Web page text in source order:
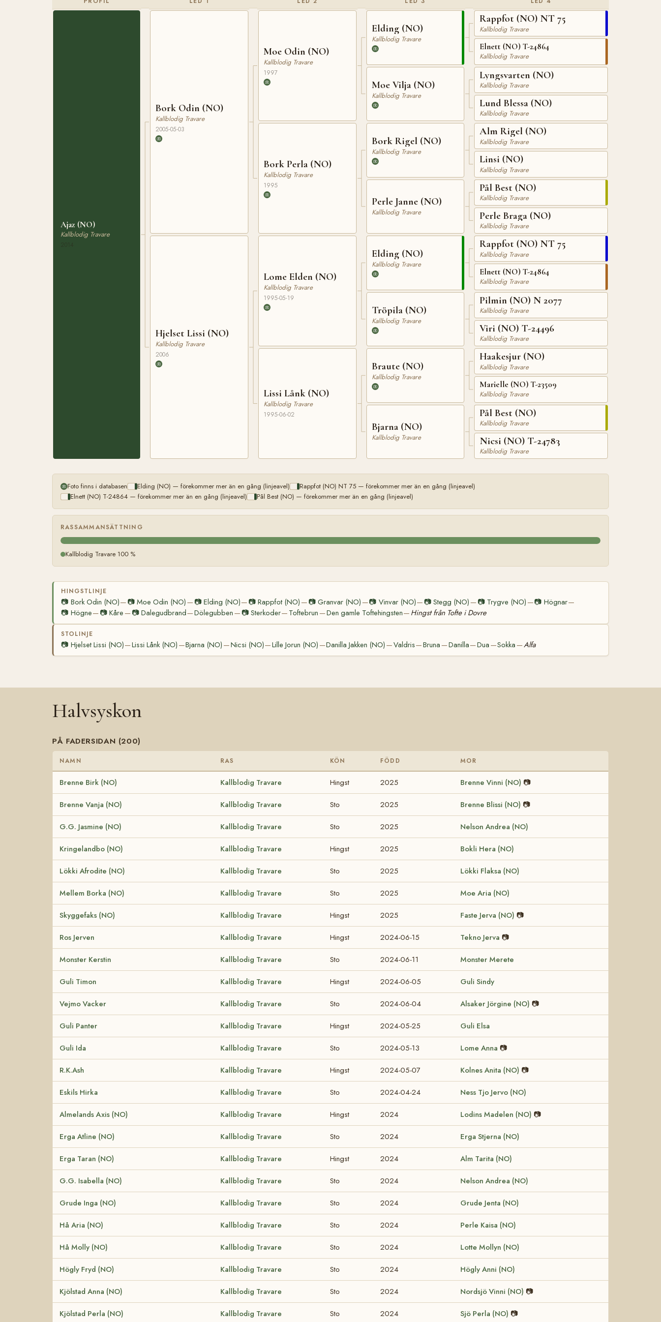
Ajaz (NO)
Kallblodig Travare
Bork Odin (NO)
Kallblodig Travare
2005-05-03
Hjelset Lissi (NO)
Kallblodig Travare
2006
Moe Odin (NO)
Kallblodig Travare
1997
Bork Perla (NO)
Kallblodig Travare
1995
Lome Elden (NO)
Kallblodig Travare
1995-05-19
Lissi Lånk (NO)
Kallblodig Travare
1995-06-02
Elding (NO)
Kallblodig Travare
Moe Vilja (NO)
Kallblodig Travare
Bork Rigel (NO)
Kallblodig Travare
Perle Janne (NO)
Kallblodig Travare
Elding (NO)
Kallblodig Travare
Tröpila (NO)
Kallblodig Travare
Braute (NO)
Kallblodig Travare
Bjarna (NO)
Kallblodig Travare
Rappfot (NO) NT 75
Kallblodig Travare
Elnett (NO) T-24864
Kallblodig Travare
Lyngsvarten (NO)
Kallblodig Travare
Lund Blessa (NO)
Kallblodig Travare
Alm Rigel (NO)
Kallblodig Travare
Linsi (NO)
Kallblodig Travare
Pål Best (NO)
Kallblodig Travare
Perle Braga (NO)
Kallblodig Travare
Rappfot (NO) NT 75
Kallblodig Travare
Elnett (NO) T-24864
Kallblodig Travare
Pilmin (NO) N 2077
Kallblodig Travare
Viri (NO) T-24496
Kallblodig Travare
Haakesjur (NO)
Kallblodig Travare
Marielle (NO) T-23509
Kallblodig Travare
Pål Best (NO)
Kallblodig Travare
Nicsi (NO) T-24783
Kallblodig Travare
Foto finns i databasen Elding (NO) — förekommer mer än en gång (linjeavel)
Rappfot (NO) NT 75 — förekommer mer än en gång (linjeavel)
Elnett (NO) T-24864 — förekommer mer än en gång (linjeavel)
Pål Best (NO) — förekommer mer än en gång (linjeavel)
RASSAMMANSÄTTNING
Kallblodig Travare 100 %
HINGSTLINJE
📷 Bork Odin (NO)— 📷Moe Odin (NO) — 📷 Elding (NO)— 📷 Rappfot (NO) — 📷Granvar (NO) —📷 Vinvar (NO)— 📷Stegg (NO) — 📷 Trygve (NO) —📷 Högnar—
📷 Högne— 📷Kåre — 📷 Dalegudbrand—Dölegubben — 📷 Sterkoder— Toftebrun —Den gamle Toftehingsten— Hingst från Tofte i Dovre
STOLINJE
📷 Hjelset Lissi (NO)—Lissi Lånk (NO) —Bjarna (NO) —Nicsi (NO)—Lille Jorun (NO) —Danilla Jakken (NO) —Valdris—Bruna —Danilla—Dua —Sokka —Alfa
Halvsyskon
PÅ FADERSIDAN (200)
NAMN RAS KÖN FÖDD MOR
Brenne Birk (NO) Kallblodig Travare Hingst 2025 Brenne Vinni (NO) 📷
Brenne Vanja (NO) Kallblodig Travare Sto 2025 Brenne Blissi (NO) 📷
G.G. Jasmine (NO) Kallblodig Travare Sto 2025 Nelson Andrea (NO)
Kringelandbo (NO) Kallblodig Travare Hingst 2025 Bokli Hera (NO)
Lökki Afrodite (NO) Kallblodig Travare Sto 2025 Lökki Flaksa (NO)
Mellem Borka (NO) Kallblodig Travare Sto 2025 Moe Aria (NO)
Skyggefaks (NO) Kallblodig Travare Hingst 2025 Faste Jerva (NO) 📷
Ros Jerven Kallblodig Travare Hingst 2024-06-15 Tekno Jerva 📷
Monster Kerstin Kallblodig Travare Sto 2024-06-11 Monster Merete
Guli Timon Kallblodig Travare Hingst 2024-06-05 Guli Sindy
Vejmo Vacker Kallblodig Travare Sto 2024-06-04 Alsaker Jörgine (NO) 📷
Guli Panter Kallblodig Travare Hingst 2024-05-25 Guli Elsa
Guli Ida Kallblodig Travare Sto 2024-05-13 Lome Anna 📷
R.K.Ash Kallblodig Travare Hingst 2024-05-07 Kolnes Anita (NO) 📷
Eskils Hirka Kallblodig Travare Sto 2024-04-24 Ness Tjo Jervo (NO)
Almelands Axis (NO) Kallblodig Travare Hingst 2024 Lodins Madelen (NO) 📷
Erga Atline (NO) Kallblodig Travare Sto 2024 Erga Stjerna (NO)
Erga Taran (NO) Kallblodig Travare Hingst 2024 Alm Tarita (NO)
G.G. Isabella (NO) Kallblodig Travare Sto 2024 Nelson Andrea (NO)
Grude Inga (NO) Kallblodig Travare Sto 2024 Grude Jenta (NO)
Hå Aria (NO) Kallblodig Travare Sto 2024 Perle Kaisa (NO)
Hå Molly (NO) Kallblodig Travare Sto 2024 Lotte Mollyn (NO)
Högly Fryd (NO) Kallblodig Travare Sto 2024 Högly Anni (NO)
Kjölstad Anna (NO) Kallblodig Travare Sto 2024 Nordsjö Vinni (NO) 📷
Kjölstad Perla (NO) Kallblodig Travare Sto 2024 Sjö Perla (NO) 📷